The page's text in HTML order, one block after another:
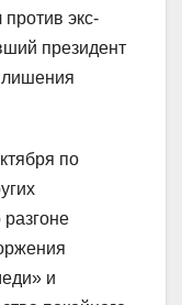
экс-
президент
лишения
по
и